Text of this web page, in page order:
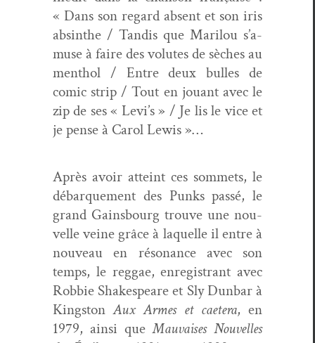
« Dans son regard absent et son iris
absinthe / Tan­dis que Mar­ilou s’a­
muse à faire des volutes de sèch­es au
men­thol / Entre deux bulles de
com­ic strip / Tout en jouant avec le
zip de ses « Lev­i’s » / Je lis le vice et
je pense à Car­ol Lewis »…
Après avoir atteint ces som­mets, le
débar­que­ment des Punks passé, le
grand Gains­bourg trou­ve une nou­
velle veine grâce à laque­lle il entre à
nou­veau en réso­nance avec son
temps, le reg­gae, enreg­is­trant avec
Rob­bie Shake­speare et Sly Dun­bar à
KingstonAux Armes et caetera, en
1979, ain­si queMau­vais­es Nou­velles